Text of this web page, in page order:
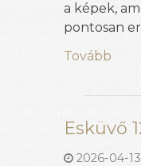
a képek,
pontosan
Tovább
Esküvő
2026-04-13